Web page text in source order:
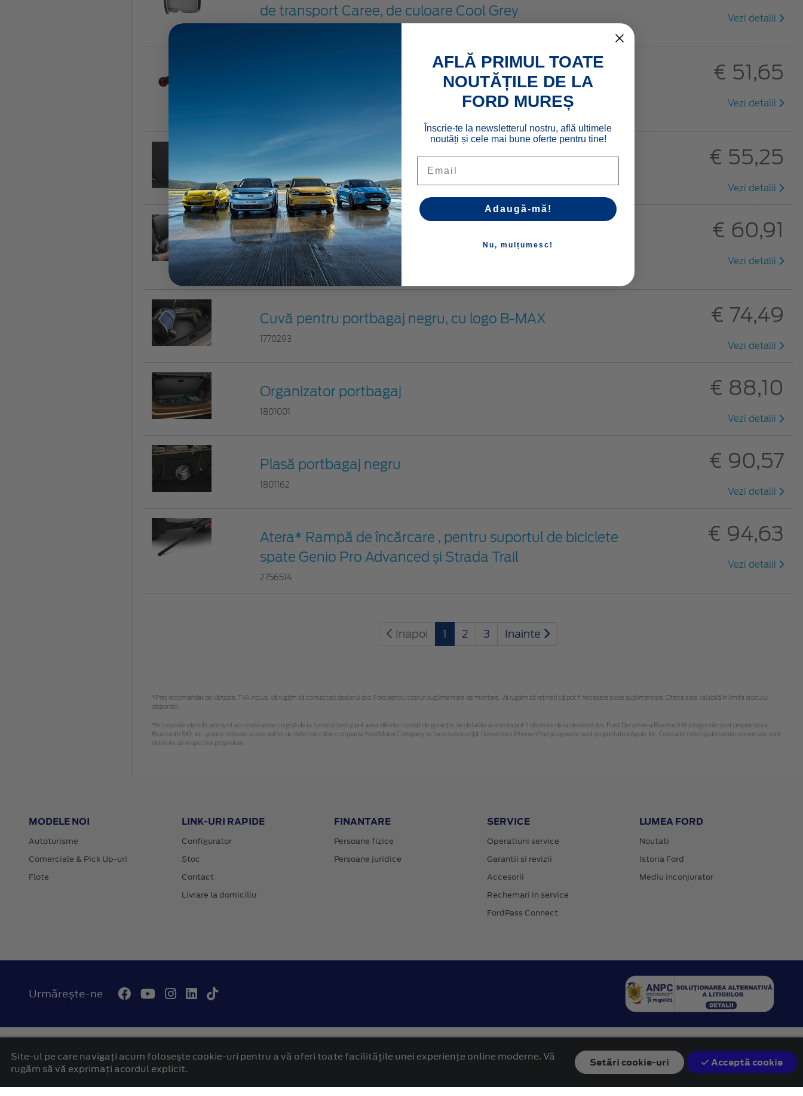
de transport Caree, de culoare Cool Grey
Vezi detalii
Mottez* Suport plăcuță număr de înmatriculare și
€ 51,65
Vezi detalii
Suport umbrelă
1524823
€ 55,25
Vezi detalii
4pets®* Accesoriu ISOFIX Caree pentru cutiile de
transport Caree, pentru câini până la 15 kg
2710162
€ 60,91
Vezi detalii
Cuvă pentru portbagaj negru, cu logo B-MAX
1770293
€ 74,49
Vezi detalii
Organizator portbagaj
1801001
€ 88,10
Vezi detalii
Plasă portbagaj negru
1801162
€ 90,57
Vezi detalii
Atera* Rampă de încărcare , pentru suportul de biciclete
spate Genio Pro Advanced și Strada Trail
2756514
€ 94,63
Vezi detalii
Inapoi 1 2 3 Inainte
*Preţ recomandat de vânzare, TVA inclus. Vă rugăm să contactaţi dealerul dvs. Ford pentru costuri suplimentare de montare. Vă rugăm să rețineți că pot fi necesare piese suplimentare. Oferta este valabilă în limita stocului
disponibil.
*Accesoriile identificate sunt accesorii alese cu grijă de la furnizori terți și pot avea diferite condiții de garanție, iar detaliile acestora pot fi obținute de la dealerul dvs. Ford. Denumirea Bluetooth® și logourile sunt proprietatea
Bluetooth SIG, Inc. și orice utilizare a unor astfel de mărci de către compania Ford Motor Company se face sub licență. Denumirea iPhone/iPod și logourile sunt proprietatea Apple Inc. Celelalte mărci și denumiri comerciale sunt
deținute de respectivii proprietari
MODELE NOI
Autoturisme
Comerciale & Pick Up-uri
Flote
LINK-URI RAPIDE
Configurator
Stoc
Contact
Livrare la domiciliu
FINANTARE
Persoane fizice
Persoane juridice
SERVICE
Operatiuni service
Garantii si revizii
Accesorii
Rechemari in service
FordPass Connect
LUMEA FORD
Noutati
Istoria Ford
Mediu inconjurator
Urmărește-ne
platformă dezvoltată de Workleto
Site-ul pe care navigați acum foloseşte cookie-uri pentru a vă oferi toate facilitățile unei experiențe online moderne. Vă
rugăm să vă exprimați acordul explicit.
Setări cookie-uri Acceptă cookie
AFLĂ PRIMUL TOATE
NOUTĂȚILE DE LA
FORD MUREȘ
Înscrie-te la newsletterul nostru, află ultimele
noutăți și cele mai bune oferte pentru tine!
Adaugă-mă!
Nu, mulțumesc!